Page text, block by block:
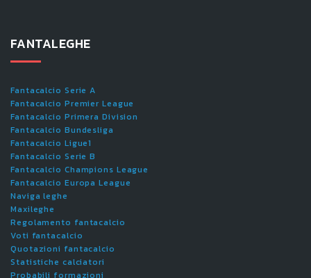
FANTALEGHE
Fantacalcio Serie A
Fantacalcio Premier League
Fantacalcio Primera Division
Fantacalcio Bundesliga
Fantacalcio Ligue1
Fantacalcio Serie B
Fantacalcio Champions League
Fantacalcio Europa League
Naviga leghe
Maxileghe
Regolamento fantacalcio
Voti fantacalcio
Quotazioni fantacalcio
Statistiche calciatori
Probabili formazioni